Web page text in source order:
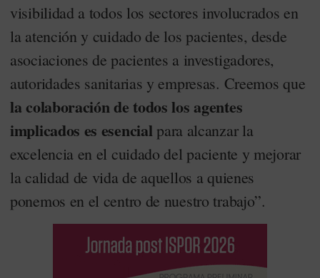
visibilidad a todos los sectores involucrados en
la atención y cuidado de los pacientes, desde
asociaciones de pacientes a investigadores,
autoridades sanitarias y empresas. Creemos que
la colaboración de todos los agentes
implicados es esencial para alcanzar la
excelencia en el cuidado del paciente y mejorar
la calidad de vida de aquellos a quienes
ponemos en el centro de nuestro trabajo”.